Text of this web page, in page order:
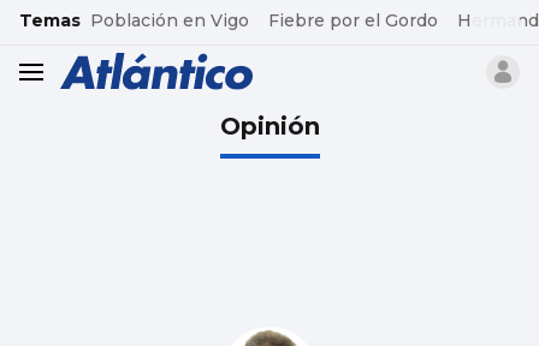
common.go-to-content
Temas Población en Vigo Fiebre por el Gordo
header.menu.open
Opinión